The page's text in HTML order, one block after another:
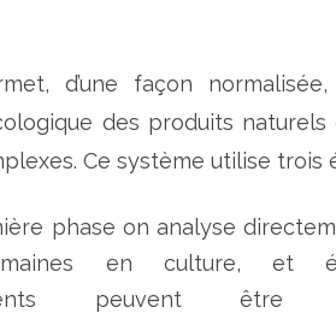
t
o
e
s
d’une façon
des produits
Ce système utilise trois
phase on analyse
en culture, et
peuvent être